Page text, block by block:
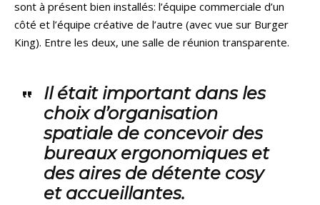
sont à présent bien installés: l’équipe commerciale d’un
côté et l’équipe créative de l’autre (avec vue sur Burger
King). Entre les deux, une salle de réunion transparente.
Il était important dans les
choix d’organisation
spatiale de concevoir des
bureaux ergonomiques et
des aires de détente cosy
et accueillantes.